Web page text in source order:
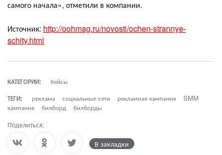
самого начала», отметили в компании.
Источник: http://oohmag.ru/novosti/ochen-strannye-
schity.html
КАТЕГОРИИ:
Кейсы
ТЕГИ:
реклама социальные сети рекламная кампания
SMM
кампания
билборд билборды
Поделиться:
В закладки